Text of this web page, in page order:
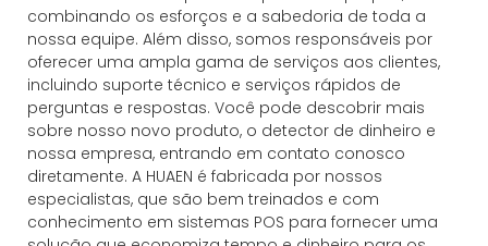
combinando os esforços e a sabedoria de toda a
nossa equipe. Além disso, somos responsáveis ​​por
oferecer uma ampla gama de serviços aos clientes,
incluindo suporte técnico e serviços rápidos de
perguntas e respostas. Você pode descobrir mais
sobre nosso novo produto, o detector de dinheiro e
nossa empresa, entrando em contato conosco
diretamente. A HUAEN é fabricada por nossos
especialistas, que são bem treinados e com
conhecimento em sistemas POS para fornecer uma